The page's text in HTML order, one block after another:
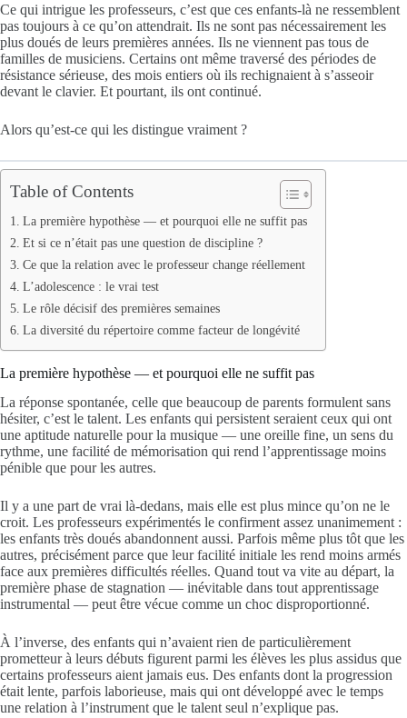
Ce qui intrigue les professeurs, c’est que ces enfants-là ne ressemblent
pas toujours à ce qu’on attendrait. Ils ne sont pas nécessairement les
plus doués de leurs premières années. Ils ne viennent pas tous de
familles de musiciens. Certains ont même traversé des périodes de
résistance sérieuse, des mois entiers où ils rechignaient à s’asseoir
devant le clavier. Et pourtant, ils ont continué.
Alors qu’est-ce qui les distingue vraiment ?
Table of Contents
La première hypothèse — et pourquoi elle ne suffit pas
Et si ce n’était pas une question de discipline ?
Ce que la relation avec le professeur change réellement
L’adolescence : le vrai test
Le rôle décisif des premières semaines
La diversité du répertoire comme facteur de longévité
La première hypothèse — et pourquoi elle ne suffit pas
La réponse spontanée, celle que beaucoup de parents formulent sans
hésiter, c’est le talent. Les enfants qui persistent seraient ceux qui ont
une aptitude naturelle pour la musique — une oreille fine, un sens du
rythme, une facilité de mémorisation qui rend l’apprentissage moins
pénible que pour les autres.
Il y a une part de vrai là-dedans, mais elle est plus mince qu’on ne le
croit. Les professeurs expérimentés le confirment assez unanimement :
les enfants très doués abandonnent aussi. Parfois même plus tôt que les
autres, précisément parce que leur facilité initiale les rend moins armés
face aux premières difficultés réelles. Quand tout va vite au départ, la
première phase de stagnation — inévitable dans tout apprentissage
instrumental — peut être vécue comme un choc disproportionné.
À l’inverse, des enfants qui n’avaient rien de particulièrement
prometteur à leurs débuts figurent parmi les élèves les plus assidus que
certains professeurs aient jamais eus. Des enfants dont la progression
était lente, parfois laborieuse, mais qui ont développé avec le temps
une relation à l’instrument que le talent seul n’explique pas.